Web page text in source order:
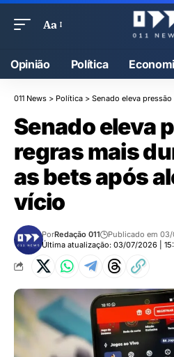
Aa
Opinião Política
011 News > Política > Senado eleva pressão por
Senado eleva
regras mais
as bets após
vício
Última atualização: 03/07/2026 |
PorRedação 011 Publicado em